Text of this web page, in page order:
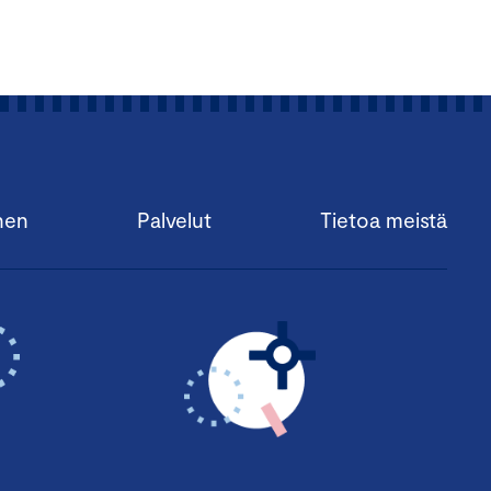
Palvelut Tietoa meistä